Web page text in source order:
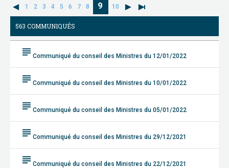
1 2 3 4 5 6 7 8 9 10
563 COMMUNIQUÉS
subject Communiqué du conseil des Ministres du 12/01/2022
subject Communiqué du conseil des Ministres du 10/01/2022
subject Communiqué du conseil des Ministres du 05/01/2022
subject Communiqué du conseil des Ministres du 29/12/2021
subject Communiqué du conseil des Ministres du 22/12/2021